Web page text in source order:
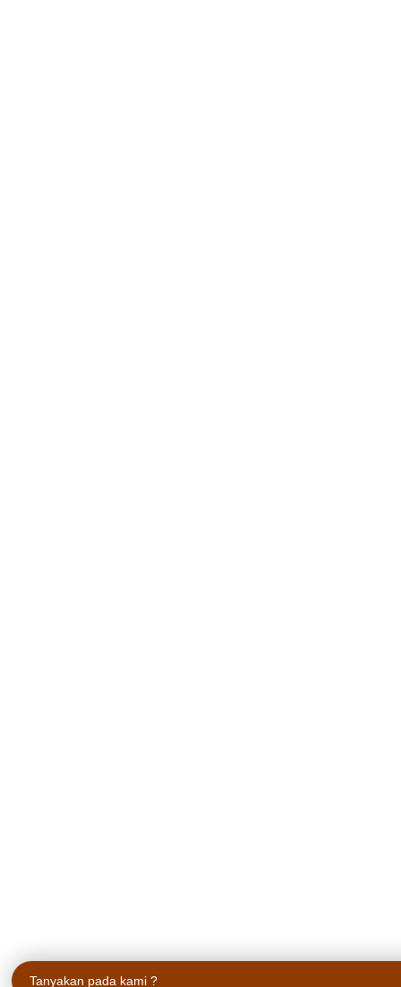
Tanyakan pada kami ?